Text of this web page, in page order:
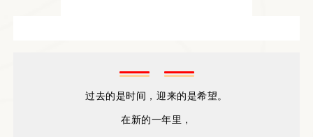
过去的是时间，迎来的是希望。
在新的一年里，